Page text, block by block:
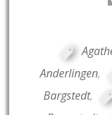
Anderlingen,
Bargstedt,